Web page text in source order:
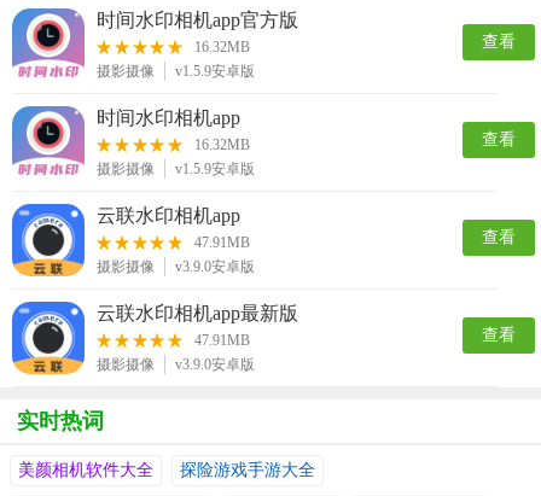
时间水印相机app官方版
16.32MB
摄影摄像
v1.5.9安卓版
查看
时间水印相机app
16.32MB
摄影摄像
v1.5.9安卓版
查看
云联水印相机app
47.91MB
摄影摄像
v3.9.0安卓版
查看
云联水印相机app最新版
47.91MB
摄影摄像
v3.9.0安卓版
查看
实时热词
美颜相机软件大全 探险游戏手游大全